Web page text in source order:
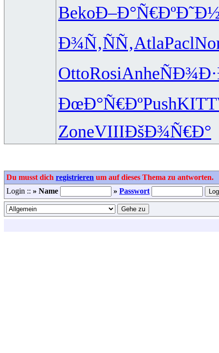
BekoÐ–Ð°Ñ€Ðº
Ð¾Ñ‚ÑÑ‚AtlaPacl
OttoRosiAnhe
ÐœÐ°Ñ€ÐºPushKITT
ZoneVIIIÐšÐ¾Ñ€Ð°
Du musst dich registrieren um auf dieses Thema zu antworten.
Login :: » Name » Passwort